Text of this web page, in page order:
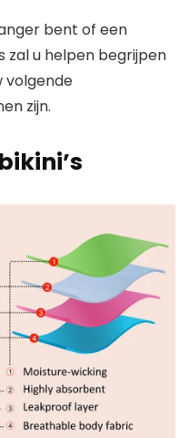
bent of een
zal u helpen begrijpen
volgende
zijn.